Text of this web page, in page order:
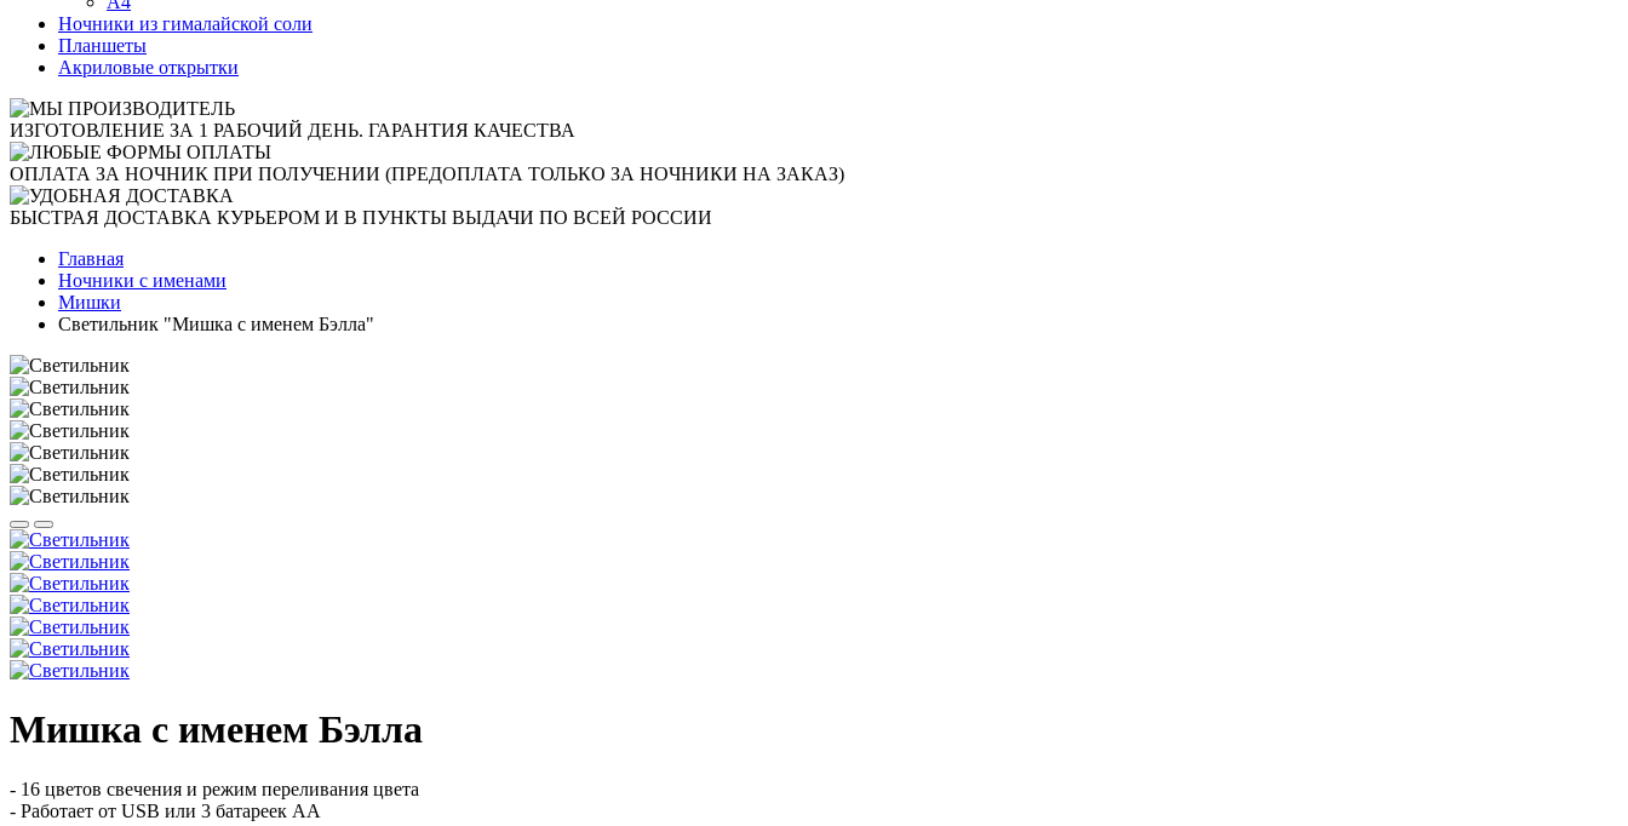
Ночники из гималайской соли
Планшеты
Акриловые открытки
ИЗГОТОВЛЕНИЕ ЗА 1 РАБОЧИЙ ДЕНЬ. ГАРАНТИЯ КАЧЕСТВА
ОПЛАТА ЗА НОЧНИК ПРИ ПОЛУЧЕНИИ (ПРЕДОПЛАТА ТОЛЬКО ЗА НОЧНИКИ НА ЗАКАЗ)
БЫСТРАЯ ДОСТАВКА КУРЬЕРОМ И В ПУНКТЫ ВЫДАЧИ ПО ВСЕЙ РОССИИ
Главная
Ночники с именами
Мишки
Светильник "Мишка с именем Бэлла"
Мишка с именем Бэлла
- 16 цветов свечения и режим переливания цвета
- Работает от USB или 3 батареек АА